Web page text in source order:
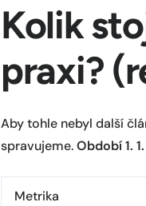
Kolik
praxi?
Aby tohle nebyl další
spravujeme.Období 1.
Metrika